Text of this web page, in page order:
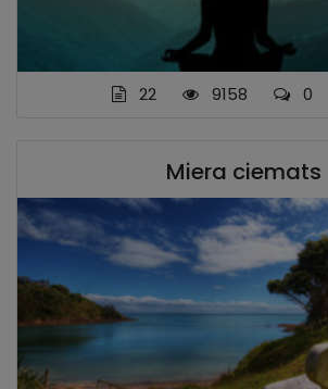
22 9158 0
Miera ciemats